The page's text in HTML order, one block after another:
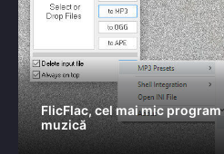
FlicFlac, cel mai mic
muzică